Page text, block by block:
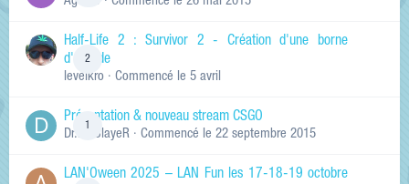
2
Half-Life 2 : Survivor 2 - Création d'une borne
d'arcade
levelkro · Commencé le 5 avril
Présentation & nouveau stream CSGO
Dr.KinSlayeR · Commencé le 22 septembre 2015
LAN'Oween 2025 – LAN Fun les 17-18-19 octobre